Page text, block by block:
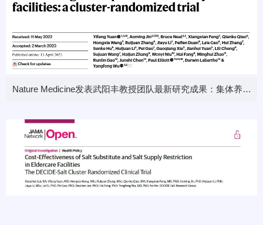
Nature Medicine发表武阳丰教授团队最新研究成果：集体养老